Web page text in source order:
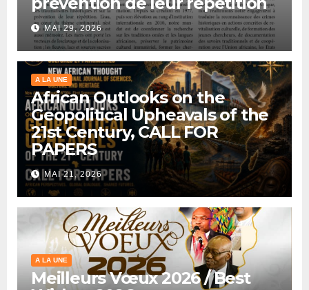
MAI 29, 2026
A LA UNE
African Outlooks on the
Geopolitical Upheavals of the
21st Century, CALL FOR
PAPERS
MAI 21, 2026
A LA UNE
Meilleurs Vœux 2026 / Best